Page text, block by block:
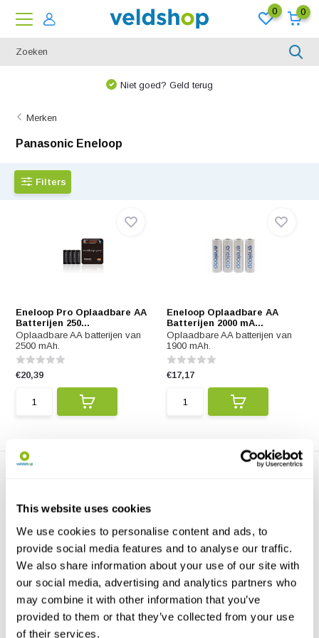
This website uses cookies
We use cookies to personalise content and ads, to
provide social media features and to analyse our traffic.
We also share information about your use of our site with
our social media, advertising and analytics partners who
may combine it with other information that you’ve
provided to them or that they’ve collected from your use
of their services.
0 0
Niet goed? Geld terug
Merken
Panasonic Eneloop
Filters
Eneloop Pro Oplaadbare AA
Batterijen 250...
Oplaadbare AA batterijen van
2500 mAh.
€20,39
Eneloop Oplaadbare AA
Batterijen 2000 mA...
Oplaadbare AA batterijen van
1900 mAh.
€17,17
Eneloop Pro Oplaadbare
Oplaadbare AAA batterijen van
950 mAh.
€21,43